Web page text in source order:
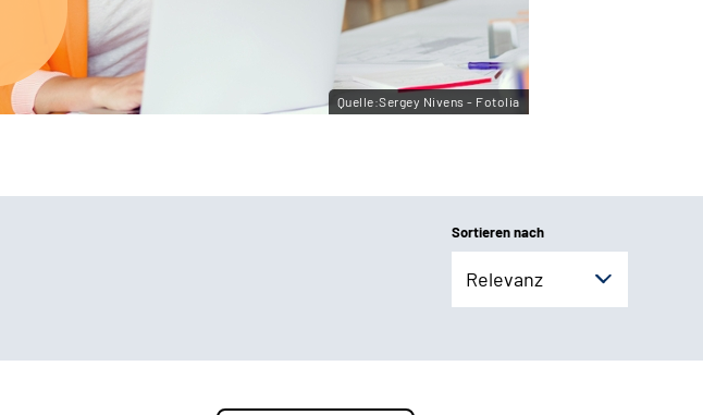
Quelle:Sergey Nivens - Fotolia
Sortieren nach
Relevanz